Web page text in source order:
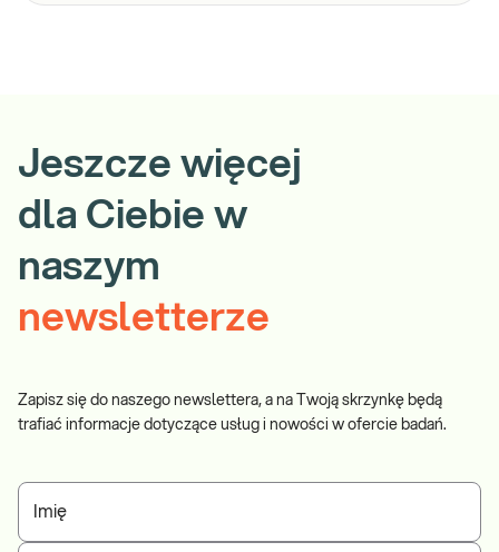
Jeszcze więcej
dla Ciebie w
naszym
newsletterze
Zapisz się do naszego newslettera, a na Twoją skrzynkę będą
trafiać informacje dotyczące usług i nowości w ofercie badań.
Imię